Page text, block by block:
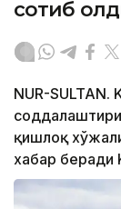
сотиб
NUR-SULTAN.
қишлоқ
хабар беради